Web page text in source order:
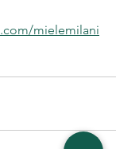
mielemilani